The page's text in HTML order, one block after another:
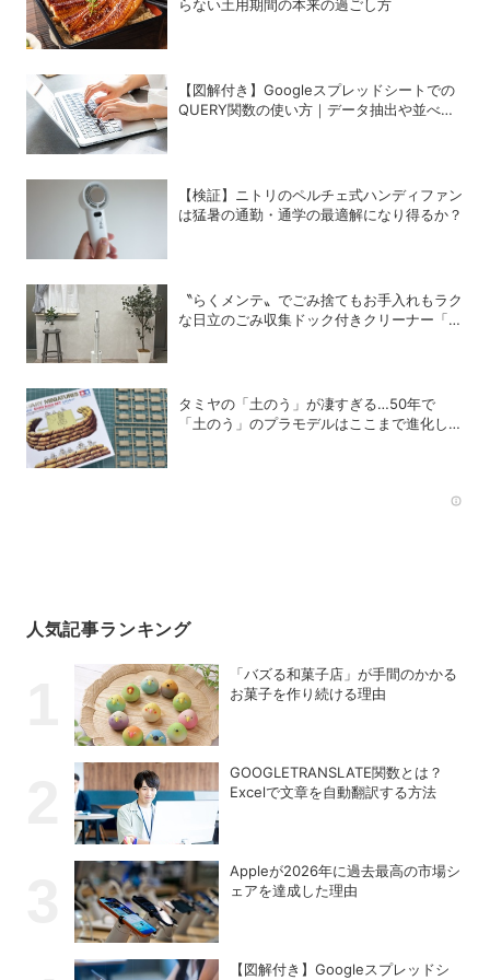
らない土用期間の本来の過ごし方
【図解付き】Googleスプレッドシートでの
QUERY関数の使い方｜データ抽出や並べ替
【検証】ニトリのペルチェ式ハンディファン
は猛暑の通勤・通学の最適解になり得るか？
〝らくメンテ〟でごみ捨てもお手入れもラク
な日立のごみ収集ドック付きクリーナー「ら
タミヤの「土のう」が凄すぎる…50年で
「土のう」のプラモデルはここまで進化し
人気記事ランキング
「バズる和菓子店」が手間のかかる
お菓子を作り続ける理由
GOOGLETRANSLATE関数とは？
Excelで文章を自動翻訳する方法
Appleが2026年に過去最⾼の市場シ
ェアを達成した理由
【図解付き】Googleスプレッドシ